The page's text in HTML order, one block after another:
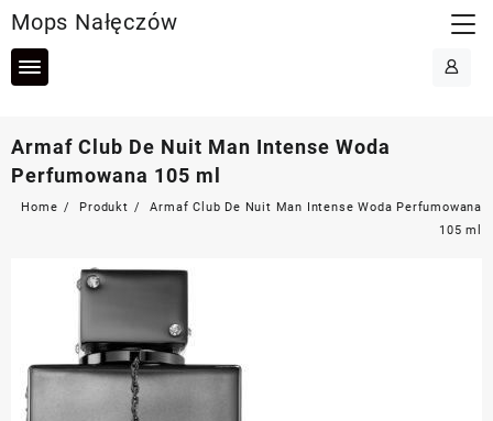
to
content
Mops Nałęczów
Armaf Club De Nuit Man Intense Woda
Perfumowana 105 ml
Home Produkt
Armaf Club De Nuit Man Intense Woda Perfumowana
105 ml